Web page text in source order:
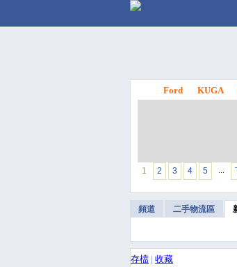
Ford KUGA
1 2 3 4 5 …
頻道 二手物流區
存檔 | 收藏